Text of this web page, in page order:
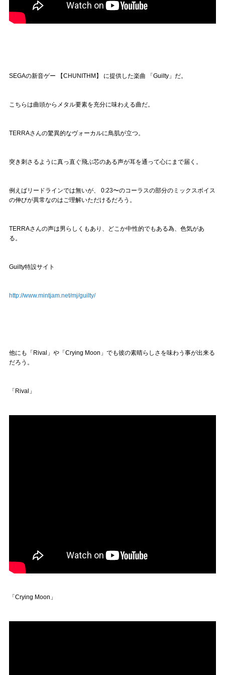
SEGAの新音ゲー 【CHUNITHM】 に提供した楽曲 「Guilty」だ。
こちらは曲頭からメタル要素を充分に味わえる曲だ。
TERRAさんの驚異的なヴォーカルに鳥肌が立つ。
突き刺さるように真っ直ぐ飛ぶ芯のある声が耳を通って心にまで届く。
例えばリードラインでは無いが、 0:23〜のコーラスの部分のミックスボイス
の伸びが異常なのはご理解いただけるだろう。
TERRAさんの声は男らしくもあり、どこか中性的でもある為、色気があ
る。
Guilty特設サイト
http://www.mintjam.net/mj/guilty/
他にも「Rival」や「Crying Moon」でも彼の素晴らしさを味わう事が出来る
だろう。
「Rival」
「Crying Moon」